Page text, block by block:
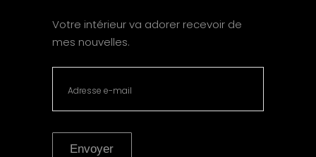
Votre intérieur va adorer recevoir de
mes nouvelles.
Envoyer